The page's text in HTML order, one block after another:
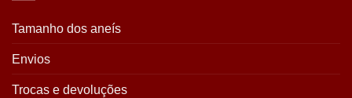
Tamanho dos aneís
Envios
Trocas e devoluções